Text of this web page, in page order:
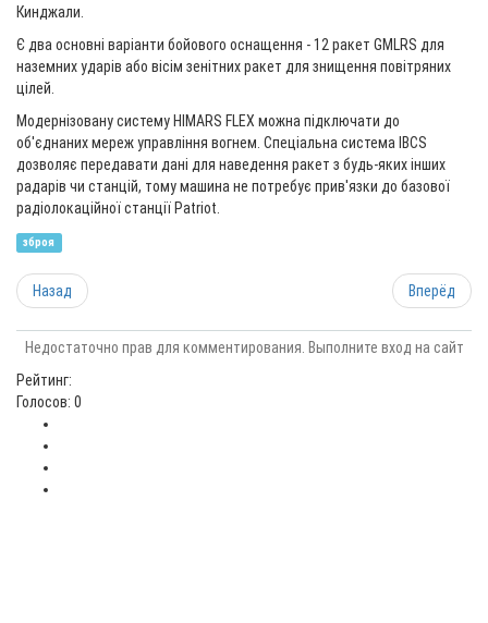
Кинджали.
Є два основні варіанти бойового оснащення - 12 ракет GMLRS для
наземних ударів або вісім зенітних ракет для знищення повітряних
цілей.
Модернізовану систему HIMARS FLEX можна підключати до
об'єднаних мереж управління вогнем. Спеціальна система IBCS
дозволяє передавати дані для наведення ракет з будь-яких інших
радарів чи станцій, тому машина не потребує прив'язки до базової
радіолокаційної станції Patriot.
зброя
Назад Вперёд
Недостаточно прав для комментирования. Выполните вход на сайт
Рейтинг:
Голосов: 0